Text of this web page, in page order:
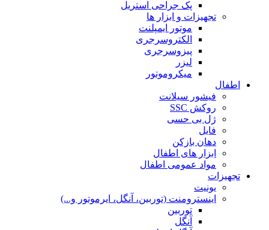
پک جراحی استریل
تجهیزات و ابزار ها
موتور ایمپلنت
الکتروسرجری
پیزوسرجری
لیزر
میکروموتور
اطفال
فیشور سیلانت
روکش SSC
ژل بی حسی
فایل
دهان بازکن
ابزار های اطفال
مواد عمومی اطفال
تجهیزات
یونیت
اینسترومنت (توربین، آنگل، ایرموتور و...)
توربین
آنگل